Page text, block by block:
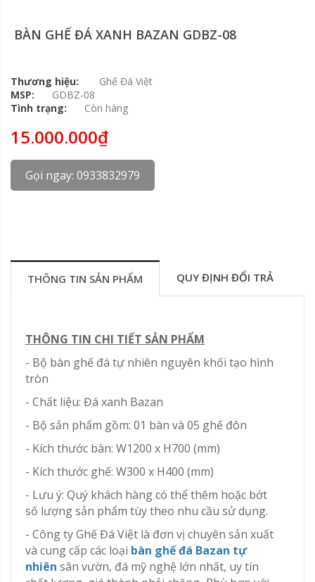
BÀN GHẾ ĐÁ XANH BAZAN GDBZ-08
Thương hiệu:
Ghế Đá Việt
MSP:
GDBZ-08
Tình trạng:
Còn hàng
15.000.000₫
Gọi ngay: 0933832979
THÔNG TIN SẢN PHẨM QUY ĐỊNH ĐỔI TRẢ
THÔNG TIN CHI TIẾT SẢN PHẨM
- Bộ bàn ghế đá tự nhiên nguyên khối tạo hình
tròn
- Chất liệu: Đá xanh Bazan
- Bộ sản phẩm gồm: 01 bàn và 05 ghế đôn
- Kích thước bàn: W1200 x H700 (mm)
- Kích thước ghế: W300 x H400 (mm)
- Lưu ý: Quý khách hàng có thể thêm hoặc bớt
số lượng sản phẩm tùy theo nhu cầu sử dụng.
- Công ty Ghế Đá Việt là đơn vị chuyên sản xuất
và cung cấp các loại bàn ghế đá Bazan tự
nhiên sân vườn, đá mỹ nghệ lớn nhất, uy tín